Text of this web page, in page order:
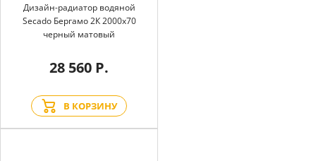
Дизайн-радиатор водяной
Secado Бергамо 2К 2000x70
черный матовый
28 560 Р.
В КОРЗИНУ